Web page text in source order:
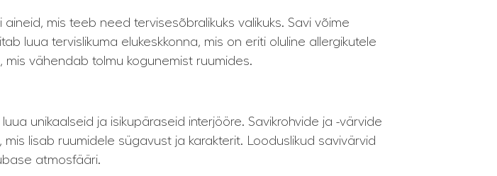
mis teeb need tervisesõbralikuks valikuks. Savi võime
luua tervislikuma elukeskkonna, mis on eriti oluline allergikutele
vähendab tolmu kogunemist ruumides.
unikaalseid ja isikupäraseid interjööre. Savikrohvide ja -värvide
lisab ruumidele sügavust ja karakterit. Looduslikud savivärvid
atmosfääri.